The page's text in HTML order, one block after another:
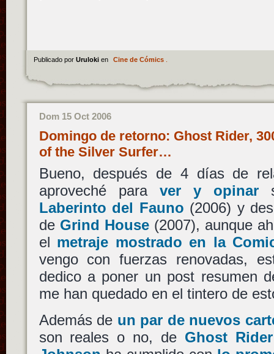
Publicado por Uruloki en Cine de Cómics.
Dom 15 Oct 2006
Domingo de retorno: Ghost Rider,
of the Silver Surfer…
Bueno, después de 4 días de
aproveché para ver y opinar
Laberinto del Fauno (2006) y
de Grind House(2007), aunque
el metraje mostrado en la
vengo con fuerzas renovadas,
dedico a poner un post resumen
me han quedado en el tintero de
Además de un par de nuevos
son reales o no, de Ghost Rider